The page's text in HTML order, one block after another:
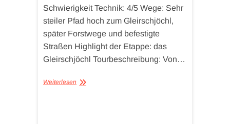
Schwierigkeit Technik: 4/5 Wege: Sehr
steiler Pfad hoch zum Gleirschjöchl,
später Forstwege und befestigte
Straßen Highlight der Etappe: das
Gleirschjöchl Tourbeschreibung: Von…
Weiterlesen